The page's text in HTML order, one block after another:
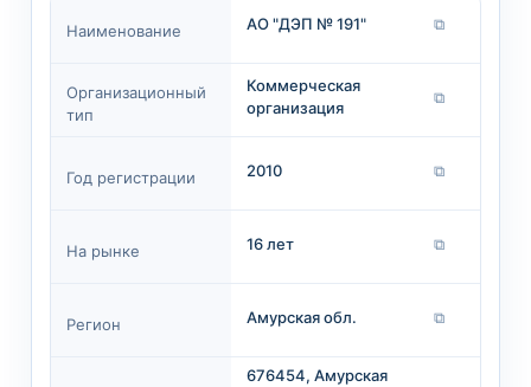
Наименование АО "ДЭП № 191" ⧉
Организационный
тип
Коммерческая
организация
⧉
Год регистрации 2010 ⧉
На рынке 16 лет ⧉
Регион Амурская обл. ⧉
676454, Амурская